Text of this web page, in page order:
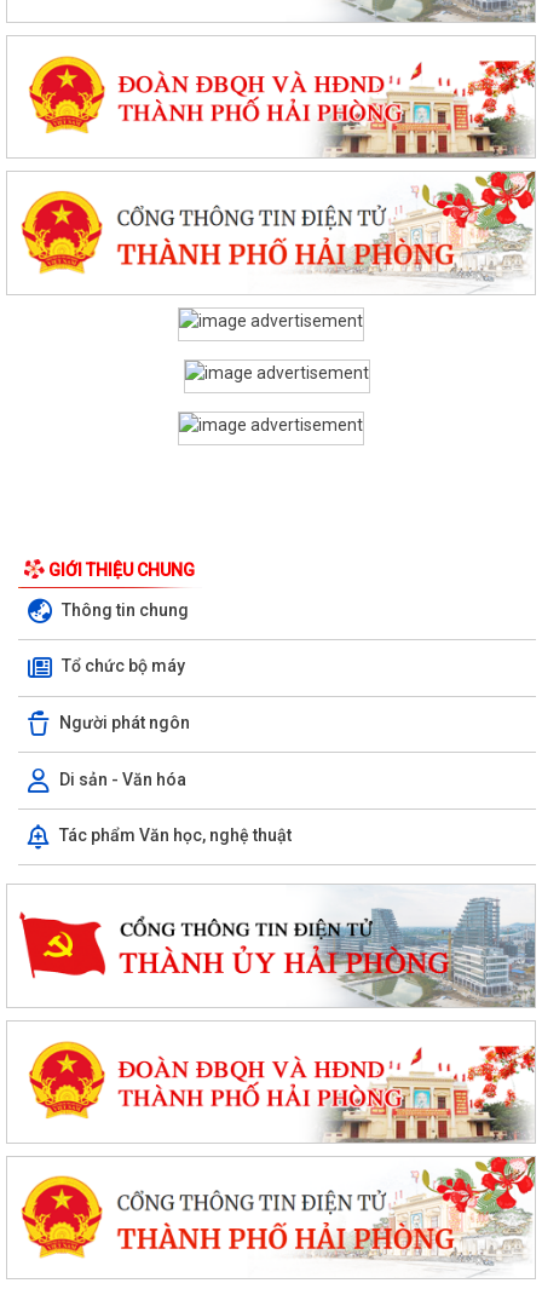
GIỚI THIỆU CHUNG
Thông tin chung
Tổ chức bộ máy
Người phát ngôn
Di sản - Văn hóa
Tác phẩm Văn học, nghệ thuật
PHƯỜNG CHU VĂN AN TỔ CHỨC HỘI NGHỊ BỒI DƯỠNG, TẬP HUẤN LÝ
Phường Chu Văn An tập huấn nghiệp vụ bảo vệ nền tảng tư tưởng của
Đảng